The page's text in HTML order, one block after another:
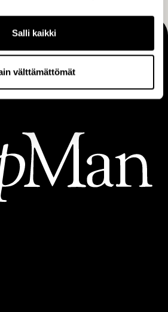
Salli kaikki
välttämättömät
THINGS HAPPEN
Ota yhteyttä